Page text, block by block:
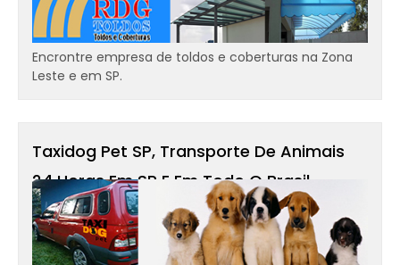
Encrontre empresa de toldos e coberturas na Zona
Leste e em SP.
Taxidog Pet SP, Transporte De Animais
24 Horas Em SP E Em Todo O Brasil -
Transportamos Cães, Gatos